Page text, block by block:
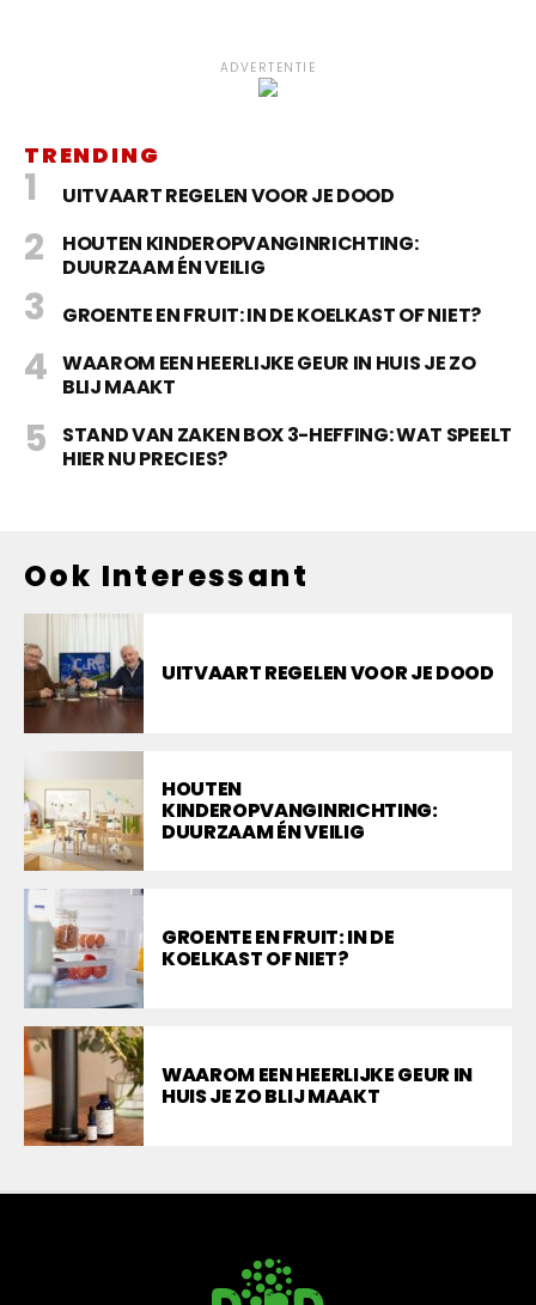
ADVERTENTIE
TRENDING
UITVAART REGELEN VOOR JE DOOD
HOUTEN KINDEROPVANGINRICHTING:
DUURZAAM ÉN VEILIG
GROENTE EN FRUIT: IN DE KOELKAST OF NIET?
WAAROM EEN HEERLIJKE GEUR IN HUIS JE ZO
BLIJ MAAKT
STAND VAN ZAKEN BOX 3-HEFFING: WAT SPEELT
HIER NU PRECIES?
Ook Interessant
UITVAART REGELEN VOOR JE DOOD
HOUTEN
KINDEROPVANGINRICHTING:
DUURZAAM ÉN VEILIG
GROENTE EN FRUIT: IN DE
KOELKAST OF NIET?
WAAROM EEN HEERLIJKE GEUR IN
HUIS JE ZO BLIJ MAAKT